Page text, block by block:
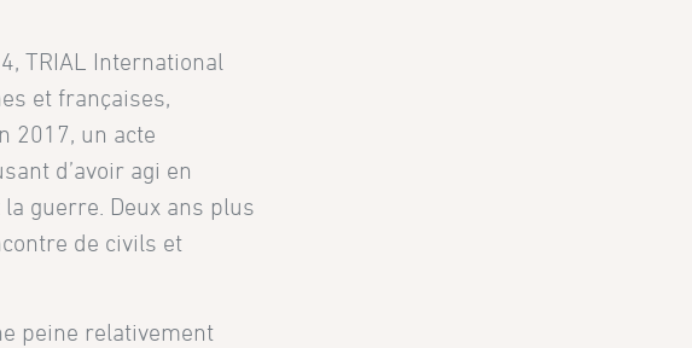
TRIAL International
et françaises,
2017, un acte
d’avoir agi en
guerre. Deux ans plus
de civils et
peine relativement